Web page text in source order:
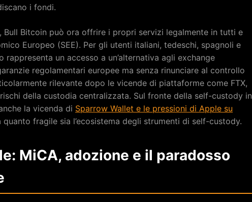
i fondi.
Bull Bitcoin può ora offrire i propri servizi legalmente in tutti e
Europeo (SEE). Per gli utenti italiani, tedeschi, spagnoli e
un accesso a un’alternativa agli exchange
regolamentari europee ma senza rinunciare al controllo
rilevante dopo le vicende di piattaforme come FTX,
della custodia centralizzata. Sul fronte della self-custody in
la vicenda di Sparrow Wallet e le pressioni di Apple su
fragile sia l’ecosistema degli strumenti di self-custody.
MiCA, adozione e il paradosso